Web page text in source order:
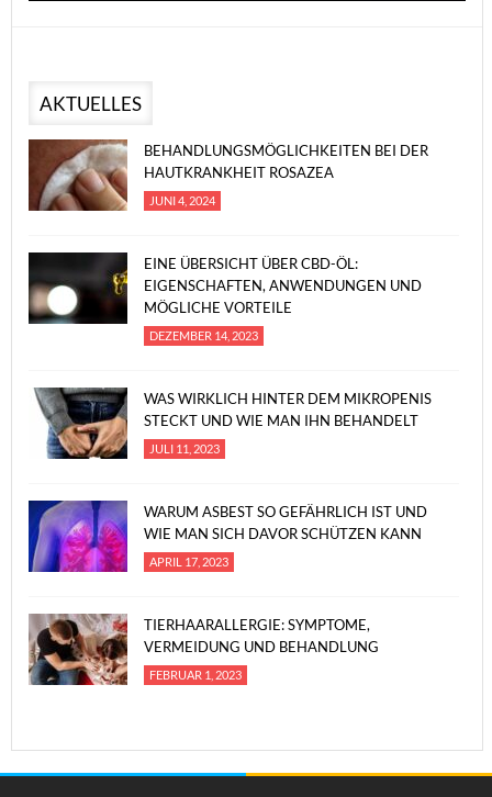
AKTUELLES
BEHANDLUNGSMÖGLICHKEITEN BEI DER
HAUTKRANKHEIT ROSAZEA
JUNI 4, 2024
EINE ÜBERSICHT ÜBER CBD-ÖL:
EIGENSCHAFTEN, ANWENDUNGEN UND
MÖGLICHE VORTEILE
DEZEMBER 14, 2023
WAS WIRKLICH HINTER DEM MIKROPENIS
STECKT UND WIE MAN IHN BEHANDELT
JULI 11, 2023
WARUM ASBEST SO GEFÄHRLICH IST UND
WIE MAN SICH DAVOR SCHÜTZEN KANN
APRIL 17, 2023
TIERHAARALLERGIE: SYMPTOME,
VERMEIDUNG UND BEHANDLUNG
FEBRUAR 1, 2023